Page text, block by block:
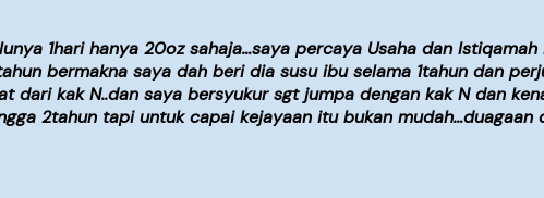
1hari hanya 20oz sahaja…saya percaya Usaha dan
bermakna saya dah beri dia susu ibu selama 1tahun dan
kak N..dan saya bersyukur sgt jumpa dengan kak N dan
2tahun tapi untuk capai kejayaan itu bukan